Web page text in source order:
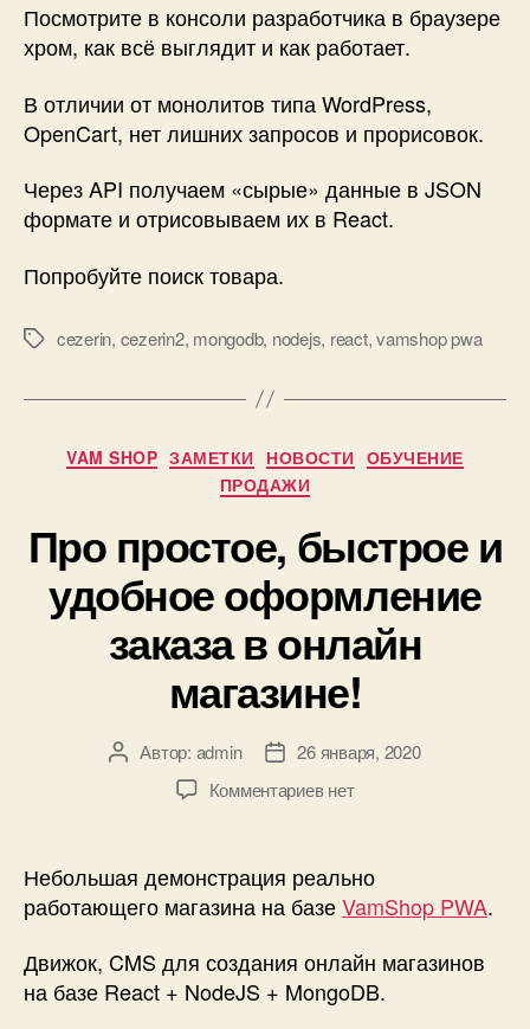
Посмотрите в консоли разработчика в браузере
хром, как всё выглядит и как работает.
В отличии от монолитов типа WordPress,
OpenCart, нет лишних запросов и прорисовок.
Через API получаем «сырые» данные в JSON
формате и отрисовываем их в React.
Попробуйте поиск товара.
Меткиcezerin, cezerin2, mongodb, nodejs, react,vamshop pwa
Рубрики
VAM SHOP ЗАМЕТКИ НОВОСТИ ОБУЧЕНИЕ
ПРОДАЖИ
Про простое, быстрое и
удобное оформление
заказа в онлайн
магазине!
АвторАвтор: admin
Дата26 января, 2020
Комментариевк
быстрое
и
оформление
заказа
нет
Небольшая демонстрация реально
работающего магазина на базеVamShop PWA.
Движок, CMS для создания онлайн магазинов
на базе React + NodeJS + MongoDB.